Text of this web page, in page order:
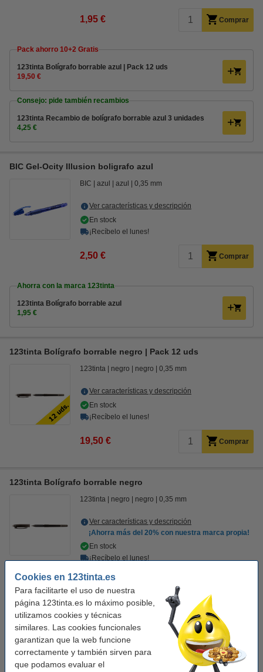
Cookies en 123tinta.es
Para facilitarte el uso de nuestra
página 123tinta.es lo máximo posible,
utilizamos cookies y técnicas
similares. Las cookies funcionales
garantizan que la web funcione
correctamente y también sirven para
que podamos evaluar el
1,95 € Comprar
Pack ahorro 10+2 Gratis
123tinta Bolígrafo borrable azul | Pack 12 uds
19,50 €
Consejo: pide también recambios
123tinta Recambio de bolígrafo borrable azul 3 unidades
4,25 €
BIC Gel-Ocity Illusion boligrafo azul
BIC azul azul 0,35 mm
Ver características y descripción
En stock
¡Recíbelo el lunes!
2,50 € Comprar
Ahorra con la marca 123tinta
123tinta Bolígrafo borrable azul
1,95 €
123tinta Bolígrafo borrable negro | Pack 12 uds
123tinta negro negro 0,35 mm
Ver características y descripción
En stock
¡Recíbelo el lunes!
19,50 € Comprar
123tinta Bolígrafo borrable negro
123tinta negro negro 0,35 mm
Ver características y descripción
¡Ahorra más del 20% con nuestra marca propia!
En stock
¡Recíbelo el lunes!
1,95 €
Pack ahorro 10+2 Gratis
123tinta Bolígrafo borrable negro | Pack 12 uds
19,50 €
Consejo: pide también recambios